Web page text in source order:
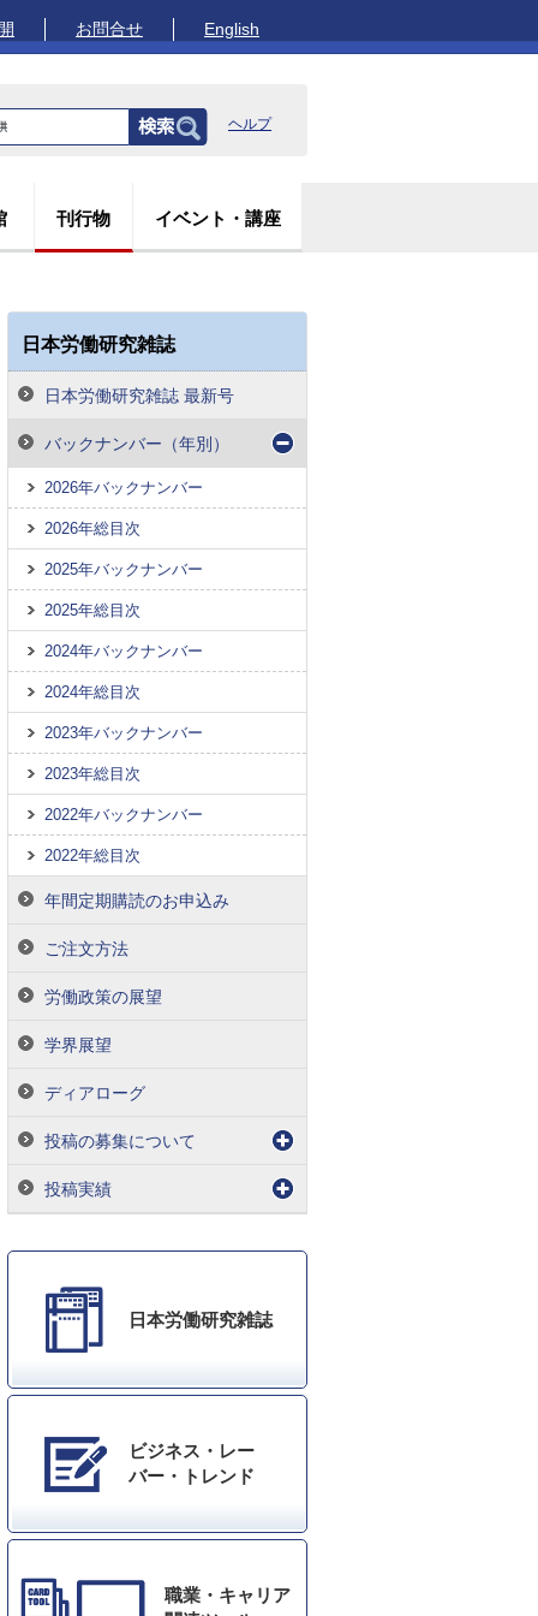
お問合せ English
ヘルプ
刊行物 イベント・講座
日本労働研究雑誌
日本労働研究雑誌 最新号
バックナンバー（年別）
2026年バックナンバー
2026年総目次
2025年バックナンバー
2025年総目次
2024年バックナンバー
2024年総目次
2023年バックナンバー
2023年総目次
2022年バックナンバー
2022年総目次
年間定期購読のお申込み
ご注文方法
労働政策の展望
学界展望
ディアローグ
投稿の募集について
投稿実績
日本労働研究雑誌
ビジネス・レー
バー・トレンド
職業・キャリア